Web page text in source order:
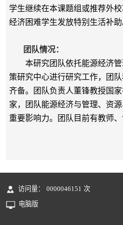
学生继续在本课题组或推荐外
经济困难学生发放特别生活补助
团队情况：
本研究团队依托能源经济
策研究中心进行研究工作，团
齐备。团队负责人董锋教授国
家，团队能源经济与管理、资
重要影响力。团队目前有教师、
访问量： 0000046151 次
电脑版